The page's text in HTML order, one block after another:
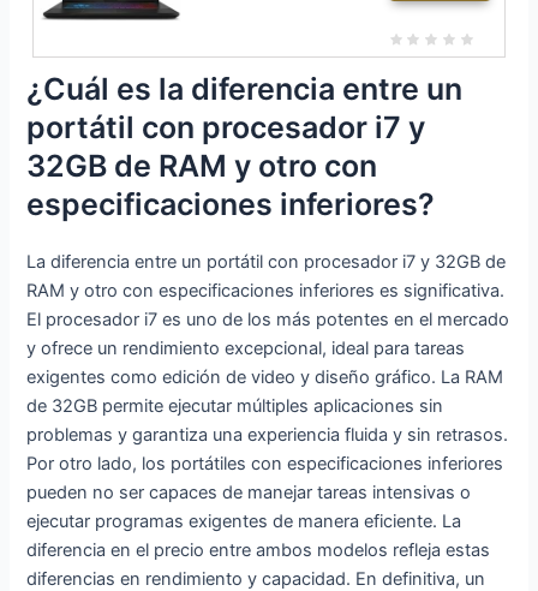
el
Cor
e
i7-
135
16G
B
RA
M,
100
0G
B
SS
D,
Inte
l
Iris
687XES
Intel Core
i7-13700H
32 GB
RAM 17,3
´´ 1 TB
¿Cuál es la diferencia entre un
portátil con procesador i7 y
32GB de RAM y otro con
especificaciones inferiores?
La diferencia entre un portátil con procesador i7 y 32GB de
RAM y otro con especificaciones inferiores es significativa.
El procesador i7 es uno de los más potentes en el mercado
y ofrece un rendimiento excepcional, ideal para tareas
exigentes como edición de video y diseño gráfico. La RAM
de 32GB permite ejecutar múltiples aplicaciones sin
problemas y garantiza una experiencia fluida y sin retrasos.
Por otro lado, los portátiles con especificaciones inferiores
pueden no ser capaces de manejar tareas intensivas o
ejecutar programas exigentes de manera eficiente. La
diferencia en el precio entre ambos modelos refleja estas
diferencias en rendimiento y capacidad. En definitiva, un